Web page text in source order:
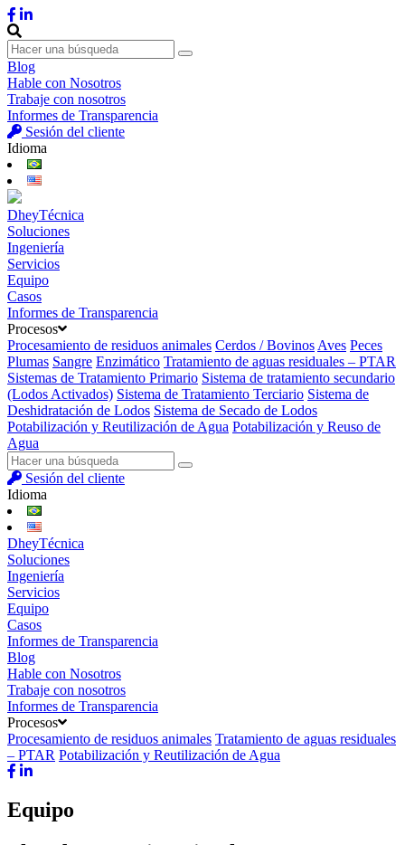
Blog
Hable con Nosotros
Trabaje con nosotros
Informes de Transparencia
Sesión del cliente
Idioma
DheyTécnica
Soluciones
Ingeniería
Servicios
Equipo
Casos
Informes de Transparencia
Procesos
Procesamiento de residuos animales Cerdos / Bovinos Aves Peces
Plumas Sangre Enzimático Tratamiento de aguas residuales – PTAR
Sistemas de Tratamiento Primario Sistema de tratamiento secundario
(Lodos Activados) Sistema de Tratamiento Terciario Sistema de
Deshidratación de Lodos Sistema de Secado de Lodos
Potabilización y Reutilización de Agua Potabilización y Reuso de
Agua
Sesión del cliente
Idioma
DheyTécnica
Soluciones
Ingeniería
Servicios
Equipo
Casos
Informes de Transparencia
Blog
Hable con Nosotros
Trabaje con nosotros
Informes de Transparencia
Procesos
Procesamiento de residuos animales Tratamiento de aguas residuales
– PTAR Potabilización y Reutilización de Agua
Equipo